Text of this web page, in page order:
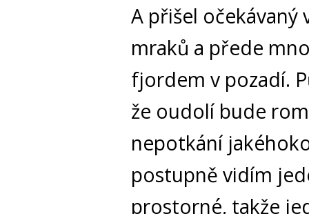
A přišel očekávaný
mraků a přede
fjordem v pozadí.
že oudolí bude
nepotkání
postupně vidím
prostorné, takže